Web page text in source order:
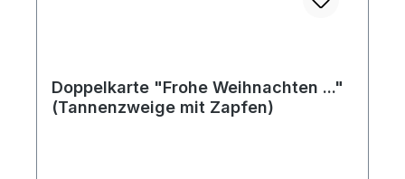
Doppelkarte "Frohe Weihnachten ..."
(Tannenzweige mit Zapfen)